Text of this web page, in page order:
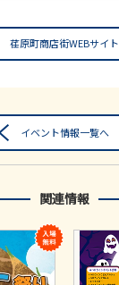
荏原町商店街WEBサイト
イベント情報一覧へ
関連情報